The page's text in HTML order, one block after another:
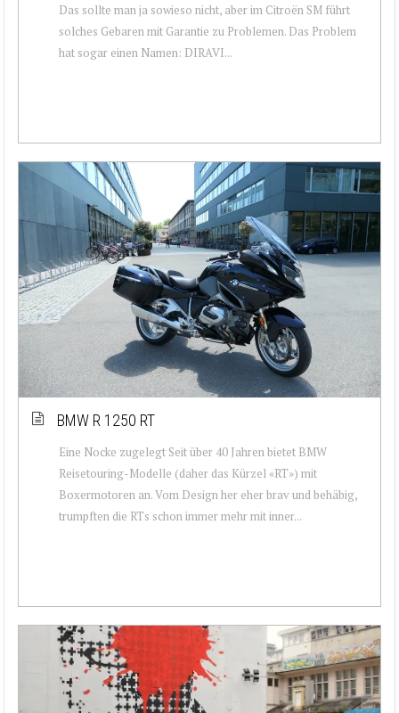
Das sollte man ja sowieso nicht, aber im Citroën SM führt
solches Gebaren mit Garantie zu Problemen. Das Problem
hat sogar einen Namen: DIRAVI...
BMW R 1250 RT
Eine Nocke zugelegt Seit über 40 Jahren bietet BMW
Reisetouring-Modelle (daher das Kürzel «RT») mit
Boxermotoren an. Vom Design her eher brav und behäbig,
trumpften die RTs schon immer mehr mit inner...